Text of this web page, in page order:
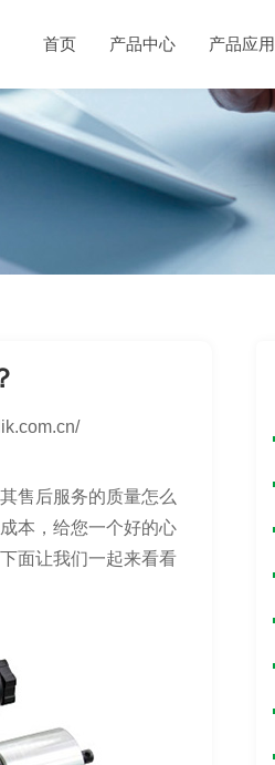
首页 产品中心 产品应用
售后服务的质量怎么
本，给您一个好的心
面让我们一起来看看